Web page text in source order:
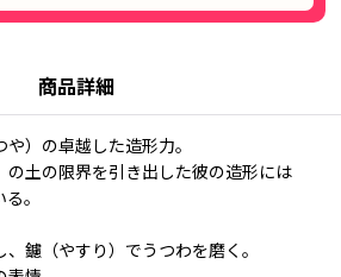
商品詳細
）の卓越した造形力。
の土の限界を引き出した彼の造形には
。
鑢（やすり）でうつわを磨く。